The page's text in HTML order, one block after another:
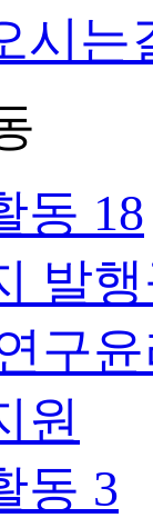
시는
동 18
발
구
원
동 3